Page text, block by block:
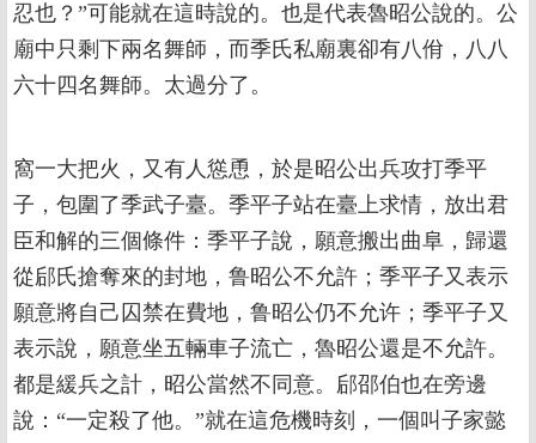
忍也？”可能就在這時說的。也是代表魯昭公說的。公
廟中只剩下兩名舞師，而季氏私廟裏卻有八佾，八八
六十四名舞師。太過分了。
窩一大把火，又有人慫恿，於是昭公出兵攻打季平
子，包圍了季武子臺。季平子站在臺上求情，放出君
臣和解的三個條件：季平子說，願意搬出曲阜，歸還
從郈氏搶奪來的封地，鲁昭公不允許；季平子又表示
願意將自己囚禁在費地，鲁昭公仍不允许；季平子又
表示說，願意坐五輛車子流亡，魯昭公還是不允許。
都是緩兵之計，昭公當然不同意。郈邵伯也在旁邊
說：“一定殺了他。”就在這危機時刻，一個叫子家懿